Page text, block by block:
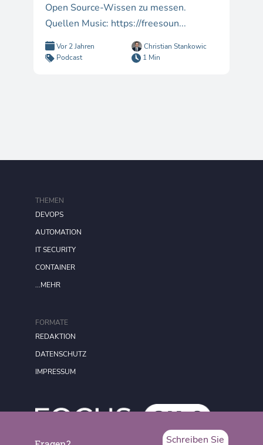
Open Source-Wissen zu messen.
Quellen Music: https://freesoun...
Vor 2 Jahren
Christian Stankowic
Podcast
1 Min
Schreiben Sie
FORMATE
REDAKTION
DATENSCHUTZ
IMPRESSUM
THEMEN
DEVOPS
AUTOMATION
IT SECURITY
CONTAINER
...MEHR